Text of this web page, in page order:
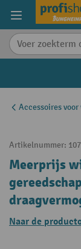
content
Accessoires
Artikelnummer:
Meerprijs
Naar de